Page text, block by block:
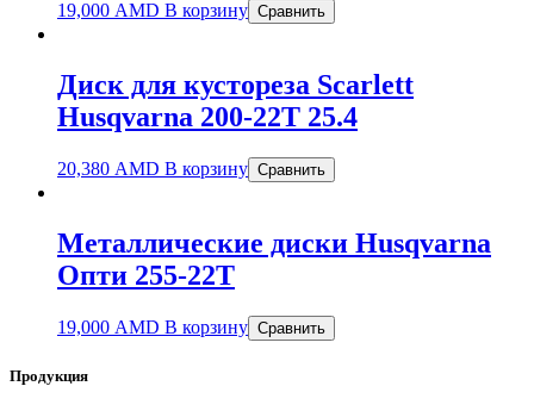
19,000 AMD В корзину Сравнить
Диск для кустореза Sсarlett
Husqvarna 200-22Т 25.4
20,380 AMD В корзину Сравнить
Металлические диски Husqvarna
Опти 255-22Т
19,000 AMD В корзину Сравнить
Продукция